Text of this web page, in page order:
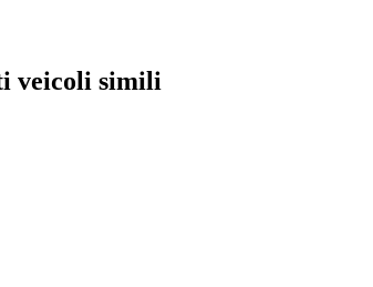
veicoli simili